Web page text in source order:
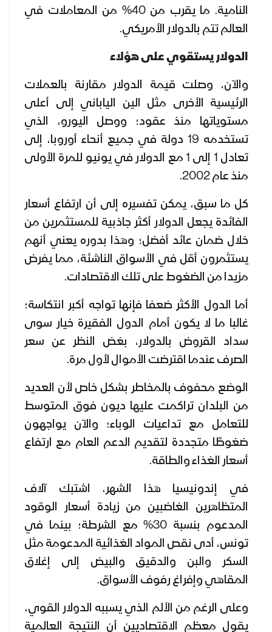
النامية. ما يقرب من 40% من المعاملات في
العالم تتم بالدولار الأمريكي.
الدولار يستقوي على هؤلاء
والآن، وصلت قيمة الدولار مقارنة بالعملات
الرئيسية الأخرى مثل الين الياباني إلى أعلى
مستوياتها منذ عقود؛ ووصل اليورو، الذي
تستخدمه 19 دولة في جميع أنحاء أوروبا، إلى
تعادل 1 إلى 1 مع الدولار في يونيو للمرة الأولى
منذ عام 2002.
كل ما سبق، يمكن تفسيره إلى أن ارتفاع أسعار
الفائدة يجعل الدولار أكثر جاذبية للمستثمرين من
خلال ضمان عائد أفضل؛ وهذا بدوره يعني أنهم
يستثمرون أقل في الأسواق الناشئة، مما يفرض
مزيدا من الضغوط على تلك الاقتصادات.
أما الدول الأكثر ضعفا فإنها تواجه أكبر انتكاسة؛
غالبا ما لا يكون أمام الدول الفقيرة خيار سوى
سداد القروض بالدولار، بغض النظر عن سعر
الصرف عندما اقترضت الأموال لأول مرة.
الوضع محفوف بالمخاطر بشكل خاص لأن العديد
من البلدان تراكمت عليها ديون فوق المتوسط
للتعامل مع تداعيات الوباء؛ والآن يواجهون
ضغوطًا متجددة لتقديم الدعم العام مع ارتفاع
أسعار الغذاء والطاقة.
في إندونيسيا هذا الشهر، اشتبك آلاف
المتظاهرين الغاضبين من زيادة أسعار الوقود
المدعوم بنسبة 30% مع الشرطة؛ بينما في
تونس، أدى نقص المواد الغذائية المدعومة مثل
السكر والبن والدقيق والبيض إلى إغلاق
المقاهي وإفراغ رفوف الأسواق.
وعلى الرغم من الألم الذي يسببه الدولار القوي،
يقول معظم الاقتصاديين أن النتيجة العالمية